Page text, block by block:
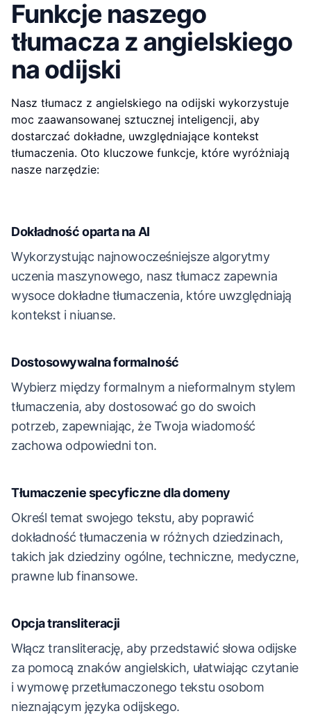
Funkcje naszego
tłumacza z angielskiego
na odijski
Nasz tłumacz z angielskiego na odijski wykorzystuje
moc zaawansowanej sztucznej inteligencji, aby
dostarczać dokładne, uwzględniające kontekst
tłumaczenia. Oto kluczowe funkcje, które wyróżniają
nasze narzędzie:
Dokładność oparta na AI
Wykorzystując najnowocześniejsze algorytmy
uczenia maszynowego, nasz tłumacz zapewnia
wysoce dokładne tłumaczenia, które uwzględniają
kontekst i niuanse.
Dostosowywalna formalność
Wybierz między formalnym a nieformalnym stylem
tłumaczenia, aby dostosować go do swoich
potrzeb, zapewniając, że Twoja wiadomość
zachowa odpowiedni ton.
Tłumaczenie specyficzne dla domeny
Określ temat swojego tekstu, aby poprawić
dokładność tłumaczenia w różnych dziedzinach,
takich jak dziedziny ogólne, techniczne, medyczne,
prawne lub finansowe.
Opcja transliteracji
Włącz transliterację, aby przedstawić słowa odijske
za pomocą znaków angielskich, ułatwiając czytanie
i wymowę przetłumaczonego tekstu osobom
nieznającym języka odijskego.